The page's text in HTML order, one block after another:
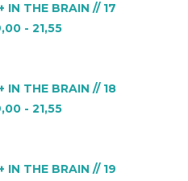
IN THE BRAIN // 17
- 21,55
IN THE BRAIN // 18
- 21,55
IN THE BRAIN // 19